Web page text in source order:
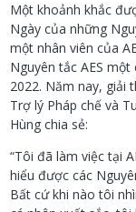
Một khoảnh khắc
Ngày của những
một nhân viên của
Nguyên tắc AES
2022. Năm nay, giải
Trợ lý Pháp chế và
Hùng chia sẻ:
“Tôi đã làm việc tại
hiểu được các
Bất cứ khi nào tôi